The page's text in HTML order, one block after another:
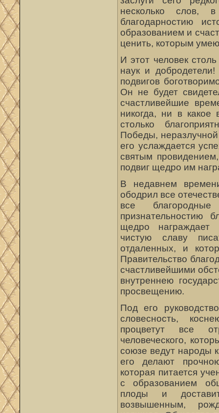
несколько слов,
благодарностию
образованием и
ценить, которым
И этот человек
наук и
подвигов
Он не будет
счастливейшие
никогда, ни в какое
столько
Победы,
его услаждается
святым
подвиг щедро им
В недавнем
ободрил все
все
признательностию
щедро награждает
чистую славу
отдаленных, и
Правительство
счастливейшими
внутреннею
просвещению.
Под его
словесность,
процветут все
человеческого,
союзе ведут народы
его делают
которая питается
с образованием
плоды и
возвышенным,